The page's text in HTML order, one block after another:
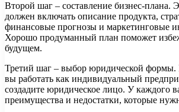
Второй шаг – составление бизнес-плана.
должен включать описание продукта,
финансовые прогнозы и маркетинговые
Хорошо продуманный план поможет
будущем.
Третий шаг – выбор юридической формы.
вы работать как индивидуальный
создадите юридическое лицо. У каждого
преимущества и недостатки, которые